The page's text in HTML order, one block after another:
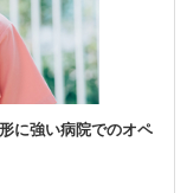
に強い病院でのオペ